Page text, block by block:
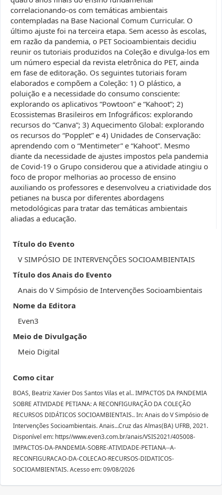
correlacionando-os com temáticas ambientais
contempladas na Base Nacional Comum Curricular. O
último ajuste foi na terceira etapa. Sem acesso às escolas,
em razão da pandemia, o PET Socioambientais decidiu
reunir os tutoriais produzidos na Coleção e divulga-los em
um número especial da revista eletrônica do PET, ainda
em fase de editoração. Os seguintes tutoriais foram
elaborados e compõem a Coleção: 1) O plástico, a
poluição e a necessidade do consumo consciente:
explorando os aplicativos “Powtoon” e “Kahoot”; 2)
Ecossistemas Brasileiros em Infográficos: explorando
recursos do “Canva”; 3) Aquecimento Global: explorando
os recursos do “Popplet” e 4) Unidades de Conservação:
aprendendo com o “Mentimeter” e “Kahoot”. Mesmo
diante da necessidade de ajustes impostos pela pandemia
de Covid-19 o Grupo considerou que a atividade atingiu o
foco de propor melhorias ao processo de ensino
auxiliando os professores e desenvolveu a criatividade dos
petianes na busca por diferentes abordagens
metodológicas para tratar das temáticas ambientais
aliadas a educação.
Título do Evento
V SIMPÓSIO DE INTERVENÇÕES SOCIOAMBIENTAIS
Título dos Anais do Evento
Anais do V Simpósio de Intervenções Socioambientais
Nome da Editora
Even3
Meio de Divulgação
Meio Digital
Como citar
BOAS, Beatriz Xavier Dos Santos Vilas et al.. IMPACTOS DA PANDEMIA
SOBRE ATIVIDADE PETIANA: A RECONFIGURAÇÃO DA COLEÇÃO
RECURSOS DIDÁTICOS SOCIOAMBIENTAIS.. In: Anais do V Simpósio de
Intervenções Socioambientais. Anais...Cruz das Almas(BA) UFRB, 2021.
Disponível em: https//www.even3.com.br/anais/VSIS2021/405008-
IMPACTOS-DA-PANDEMIA-SOBRE-ATIVIDADE-PETIANA--A-
RECONFIGURACAO-DA-COLECAO-RECURSOS-DIDATICOS-
SOCIOAMBIENTAIS. Acesso em: 09/08/2026